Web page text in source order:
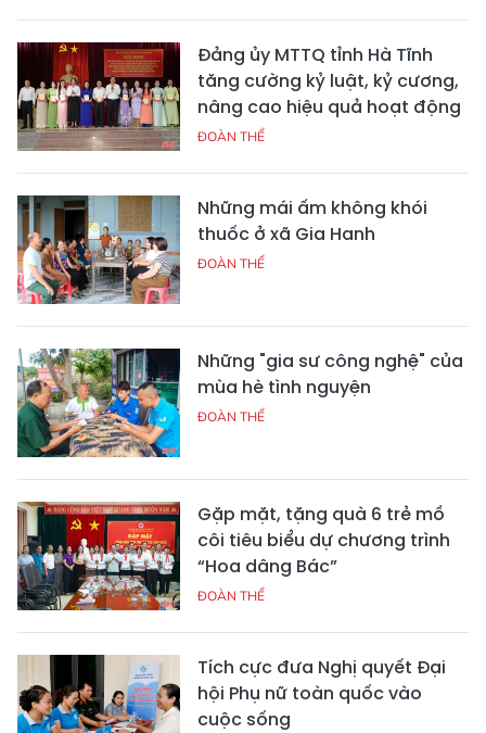
Đảng ủy MTTQ tỉnh Hà Tĩnh
tăng cường kỷ luật, kỷ cương,
nâng cao hiệu quả hoạt động
ĐOÀN THỂ
Những mái ấm không khói
thuốc ở xã Gia Hanh
ĐOÀN THỂ
Những "gia sư công nghệ" của
mùa hè tình nguyện
ĐOÀN THỂ
Gặp mặt, tặng quà 6 trẻ mồ
côi tiêu biểu dự chương trình
“Hoa dâng Bác”
ĐOÀN THỂ
Tích cực đưa Nghị quyết Đại
hội Phụ nữ toàn quốc vào
cuộc sống